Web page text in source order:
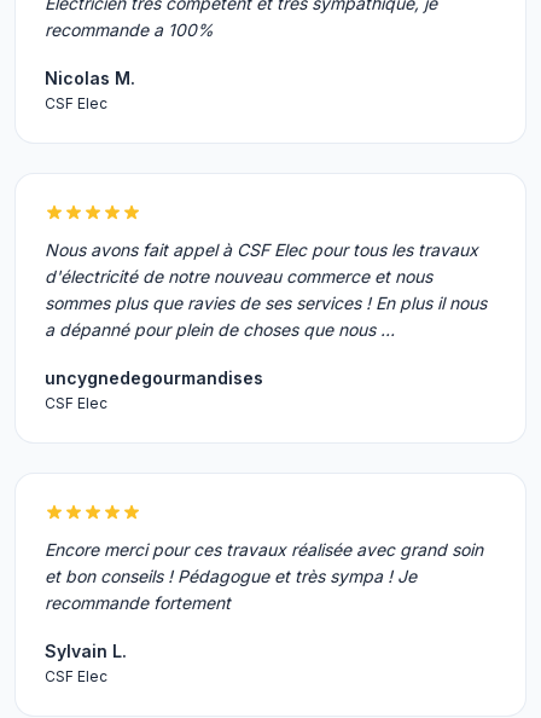
recommande a 100%
Nicolas M.
CSF Elec
Nous avons fait appel à CSF Elec pour tous les travaux
d'électricité de notre nouveau commerce et nous
sommes plus que ravies de ses services ! En plus il nous
a dépanné pour plein de choses que nous …
uncygnedegourmandises
CSF Elec
Encore merci pour ces travaux réalisée avec grand soin
et bon conseils ! Pédagogue et très sympa ! Je
recommande fortement
Sylvain L.
CSF Elec